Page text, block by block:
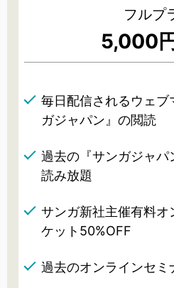
フルプ
5,000
毎日配信されるウェブ
ガジャパン』の閲読
過去の『サンガジャ
読み放題
サンガ新社主催有料オ
ケット50%OFF
過去のオンラインセミ